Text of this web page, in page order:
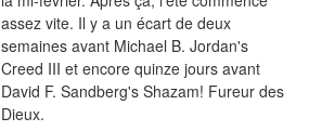
assez vite. Il y a un écart de deux
semaines avant Michael B. Jordan's
Creed III et encore quinze jours avant
David F. Sandberg's Shazam! Fureur des
Dieux.